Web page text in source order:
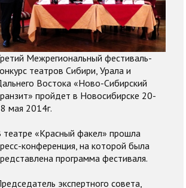
Межрегиональный фестиваль-
театров Сибири, Урала и
Востока «Ново-Сибирский
пройдет в Новосибирске 20-
мая 2014г.
театре «Красный факел» прошла
конференция, на которой была
программа фестиваля.
экспертного совета,